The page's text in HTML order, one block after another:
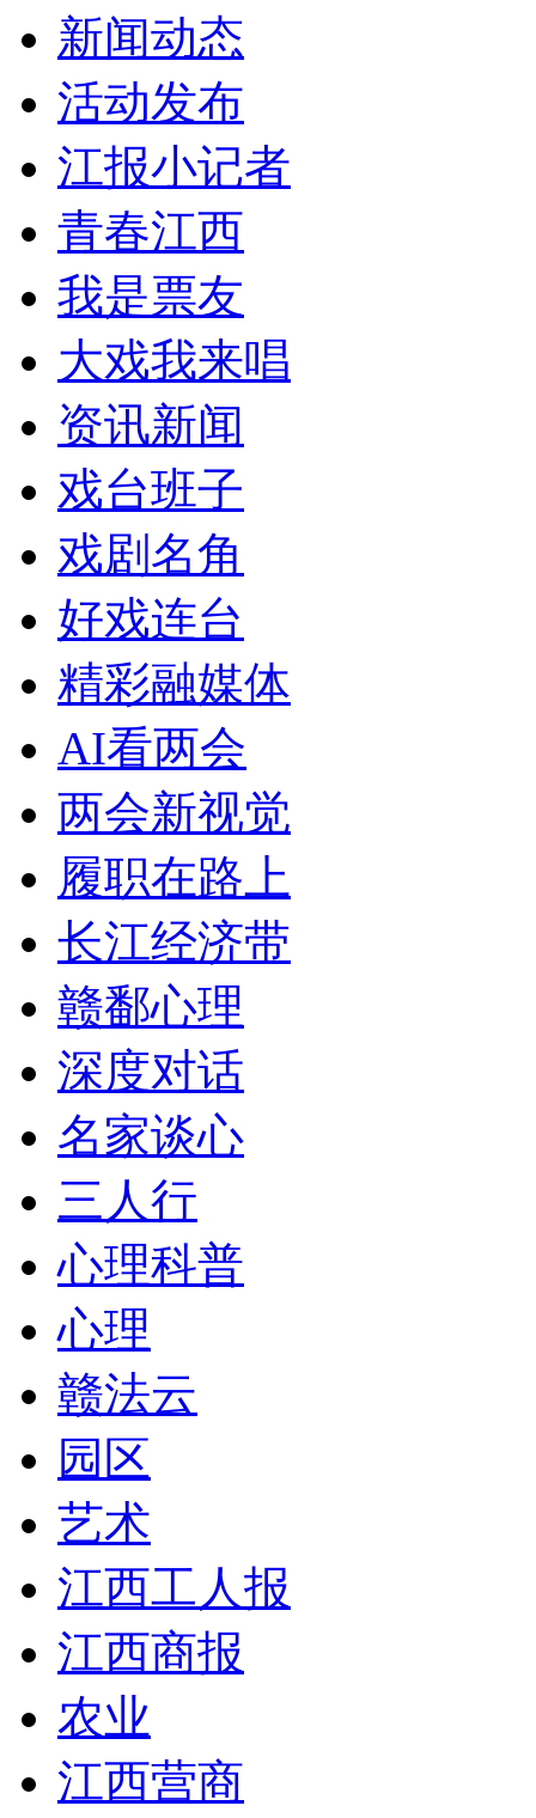
新闻动态
活动发布
江报小记者
青春江西
我是票友
大戏我来唱
资讯新闻
戏台班子
戏剧名角
好戏连台
精彩融媒体
AI看两会
两会新视觉
履职在路上
长江经济带
赣鄱心理
深度对话
名家谈心
三人行
心理科普
心理
赣法云
园区
艺术
江西工人报
江西商报
农业
江西营商